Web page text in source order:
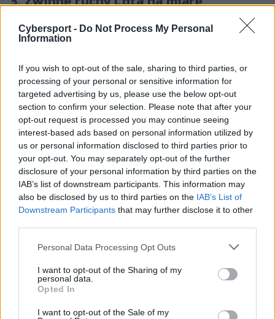
Cybersport - Do Not Process My Personal
Information
If you wish to opt-out of the sale, sharing to third parties, or
processing of your personal or sensitive information for
targeted advertising by us, please use the below opt-out
section to confirm your selection. Please note that after your
opt-out request is processed you may continue seeing
interest-based ads based on personal information utilized by
us or personal information disclosed to third parties prior to
your opt-out. You may separately opt-out of the further
disclosure of your personal information by third parties on the
IAB’s list of downstream participants. This information may
also be disclosed by us to third parties on the IAB’s List of
Downstream Participants that may further disclose it to other
Personal Data Processing Opt Outs
I want to opt-out of the Sharing of my
personal data.
Opted In
I want to opt-out of the Sale of my
Koniec wychwalania graczy Fnatic – już im wystarczy.
jednego z najciekawszych meczów minionej kolejki LEC.
Chodzi nam oczywiście o pojedynek Karmine Corp z
GIANTX. Z pozoru jednostronne starcie okazało się być
prawdziwą batalią na wyniszczenie. Ostatecznie z tarczą
z tej wojny wrócili ulubieńcy Niebieskiej Ściany. Trzeba
natomiast przyznać, że GX walczyło dzielnie.
Zresztą, kilku graczy GIANTX zaliczyło naprawdę niezłe
występy. A nawet jeśli niektórzy uważają inaczej, to nie
można odebrać GX, że miało parę ładnych zagrań.
Jednym z autorów takowego był chociażby Eren "Lot"
Yıldız. Turecki toplaner na początku decydującej gry
tego spotkania popisał się nie tylko chłodną głową, ale i
minucie został bowiem zaatakowany przez trójkę
oponentów. Ci starali się odgrodzić go od przejścia pod